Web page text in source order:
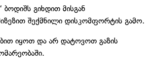
ბოდიშს გიხდით მისგან
შექმნილი დისკომფორტის გამო.
იყოთ და არ დატოვოთ გაზის